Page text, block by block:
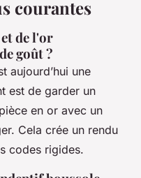
courantes
de l'or
goût ?
aujourd’hui une
est de garder un
en or avec un
Cela crée un rendu
codes rigides.